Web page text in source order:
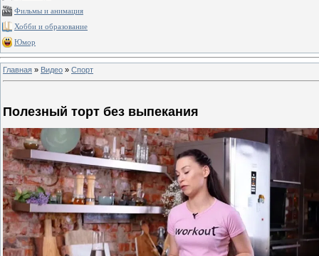
Фильмы и анимация
Хобби и образование
Юмор
Главная » Видео » Спорт
Полезный торт без выпекания